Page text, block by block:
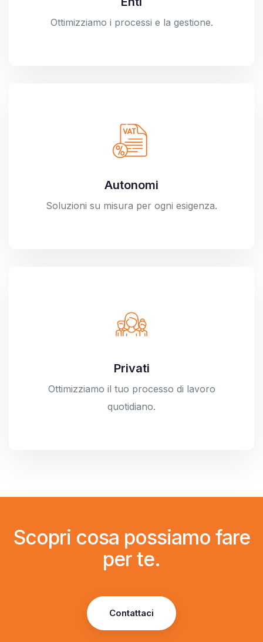
Ottimizziamo i processi e la gestione.
Autonomi
Soluzioni su misura per ogni esigenza.
Privati
Ottimizziamo il tuo processo di lavoro
quotidiano.
Scopri cosa possiamo fare
per te.
Contattaci